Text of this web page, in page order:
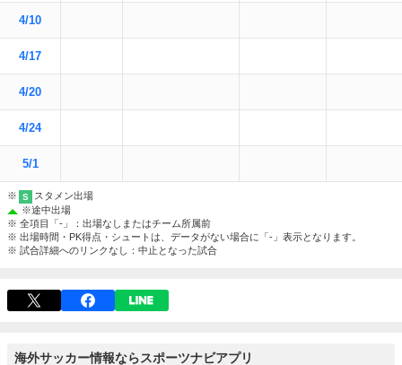
4/10
4/17
4/20
4/24
5/1
※ S
スタメン出場
※途中出場
※ 全項目「-」：出場なしまたはチーム所属前
※ 出場時間・PK得点・シュートは、データがない場合に「-」表示となります。
※ 試合詳細へのリンクなし：中止となった試合
海外サッカー情報ならスポーツナビアプリ